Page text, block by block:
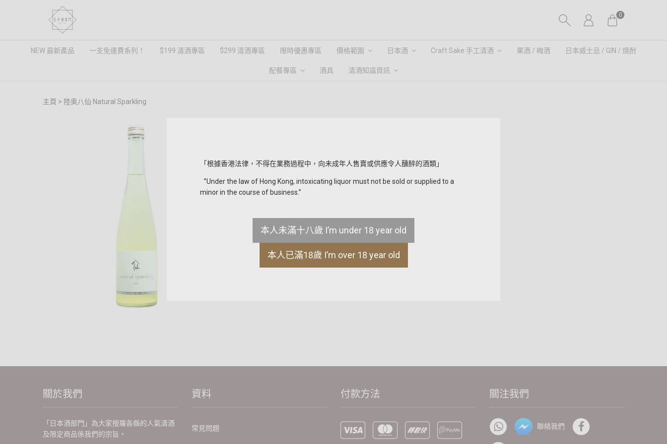
0
NEW 最新產品 一支免運費系列！ $199 清酒專區 $299 清酒專區 限時優惠專區 價格範圍 日本酒 Craft Sake 手工清酒 果酒 / 梅酒 日本威士忌 / GIN / 燒酎
配餐專區 酒具 清酒知識資訊
主頁 陸奥八仙 Natural Sparkling
ML
-
關於我們
「日本酒部門」為大家搜羅各縣的人氣清酒
及限定商品係我們的宗旨。
資料
常見問題
付款方法 關注我們
聯絡我們
「根據香港法律，不得在業務過程中，向未成年人售賣或供應令人醺醉的酒類」
”Under the law of Hong Kong, intoxicating liquor must not be sold or supplied to a
minor in the course of business.”
本人未滿十八歲 I’m under 18 year old
本人已滿18歲 I’m over 18 year old